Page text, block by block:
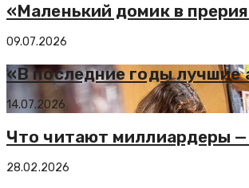
«Маленький домик в
09.07.2026
«В последние годы лучшие
14.07.2026
Что читают миллиардеры
28.02.2026